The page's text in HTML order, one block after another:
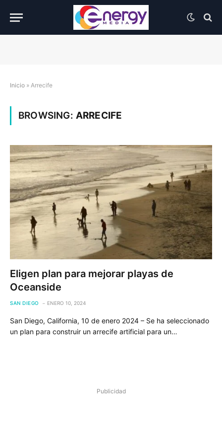
Inicio » Arrecife
BROWSING: ARRECIFE
Eligen plan para mejorar playas de
Oceanside
SAN DIEGO ENERO 10, 2024
San Diego, California, 10 de enero 2024 – Se ha seleccionado
un plan para construir un arrecife artificial para un…
Publicidad